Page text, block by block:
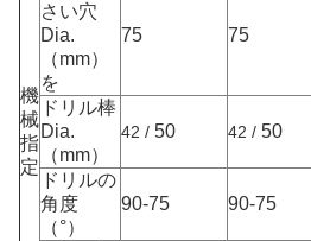
機
械
指
定
さい穴
Dia.
（mm）
を
75 75
ドリル棒
Dia.
（mm）
42 / 50 42 / 50
ドリルの
角度
（°）
90-75 90-75